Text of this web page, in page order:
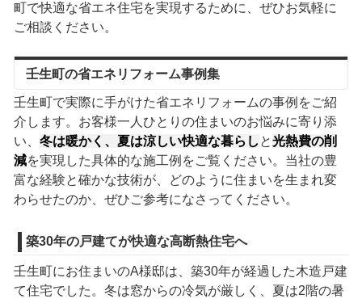
町で快適な省エネ住宅を実現するために、ぜひお気軽に
ご相談ください。
壬生町の省エネリフォーム事例集
壬生町で実際に手がけた省エネリフォームの事例をご紹
介します。お客様一人ひとりの住まいのお悩みに寄り添
い、 冬は暖かく、夏は涼しい快適な暮らし と光熱費の削
減を実現した具体的な施工例をご覧ください。当社の豊
富な経験と確かな技術が、どのように住まいを生まれ変
わらせたのか、ぜひご参考になさってください。
築30年の戸建てが快適な高断熱住宅へ
壬生町にお住まいのA様邸は、築30年が経過した木造戸建
て住宅でした。冬は窓からの冷気が厳しく、夏は2階の暑